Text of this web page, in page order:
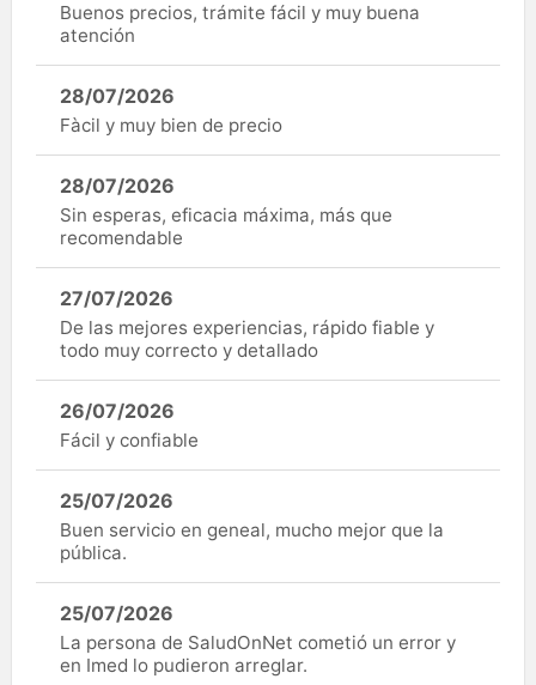
Buenos precios, trámite fácil y muy buena
atención
28/07/2026
Fàcil y muy bien de precio
28/07/2026
Sin esperas, eficacia máxima, más que
recomendable
27/07/2026
De las mejores experiencias, rápido fiable y
todo muy correcto y detallado
26/07/2026
Fácil y confiable
25/07/2026
Buen servicio en geneal, mucho mejor que la
pública.
25/07/2026
La persona de SaludOnNet cometió un error y
en Imed lo pudieron arreglar.